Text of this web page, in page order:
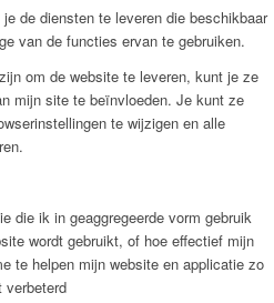
de diensten te leveren die beschikbaar
van de functies ervan te gebruiken.
om de website te leveren, kunt je ze
mijn site te beïnvloeden. Je kunt ze
te wijzigen en alle
die ik in geaggregeerde vorm gebruik
wordt gebruikt, of hoe effectief mijn
te helpen mijn website en applicatie zo
verbeterd